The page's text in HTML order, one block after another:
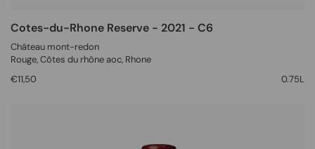
Cotes-du-Rhone Reserve - 2021 - C6
Château mont-redon
Rouge, Côtes du rhône aoc, Rhone
€11,50
0.75L